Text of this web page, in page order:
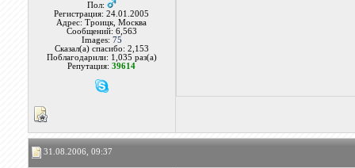
Пол:
Регистрация: 24.01.2005
Адрес: Троицк, Москва
Сообщений: 6,563
Images: 75
Сказал(а) спасибо: 2,153
Поблагодарили: 1,035 раз(а)
Репутация:39614
31.08.2006, 09:37